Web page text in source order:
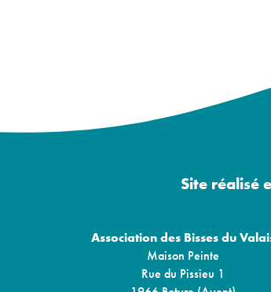
Site réalisé
Association des Bisses du
Maison Peinte
Rue du Pissieu 1